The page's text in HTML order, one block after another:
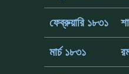
ফেব্রুয়ারি ১৮৩১
মার্চ ১৮৩১